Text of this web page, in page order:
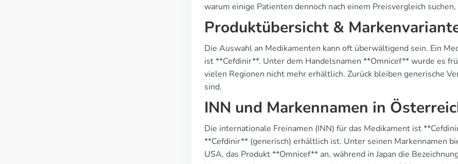
warum einige Patienten dennoch nach einem Preisvergleich
Produktübersicht &
Die Auswahl an Medikamenten kann oft überwältigend sein. Ein
ist **Cefdinir**. Unter dem Handelsnamen **Omnicef** wurde es
vielen Regionen nicht mehr erhältlich. Zurück bleiben generische
sind.
INN und Markennamen in
Die internationale Freinamen (INN) für das Medikament ist
**Cefdinir** (generisch) erhältlich ist. Unter seinen Markennamen
USA, das Produkt **Omnicef** an, während in Japan die